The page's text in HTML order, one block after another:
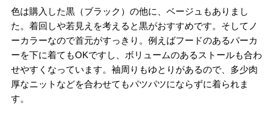
色は購入した黒（ブラック）の他に、ベージュもありまし
た。着回しや若見えを考えると黒がおすすめです。そしてノ
ーカラーなので首元がすっきり。例えばフードのあるパーカ
ーを下に着てもOKですし、ボリュームのあるストールも合わ
せやすくなっています。袖周りもゆとりがあるので、多少肉
厚なニットなどを合わせてもパツパツにならずに着られま
す。